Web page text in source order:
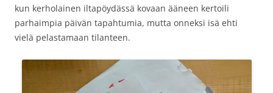
kun kerholainen iltapöydässä kovaan ääneen kertoili
parhaimpia päivän tapahtumia, mutta onneksi isä ehti
vielä pelastamaan tilanteen.